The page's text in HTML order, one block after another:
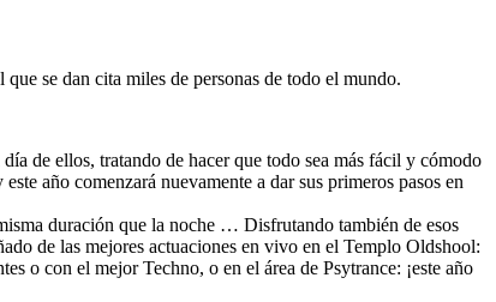
se dan cita miles de personas de todo el mundo.
de ellos, tratando de hacer que todo sea más fácil y cómodo
año comenzará nuevamente a dar sus primeros pasos en
duración que la noche … Disfrutando también de esos
de las mejores actuaciones en vivo en el Templo Oldshool:
o con el mejor Techno, o en el área de Psytrance: ¡este año